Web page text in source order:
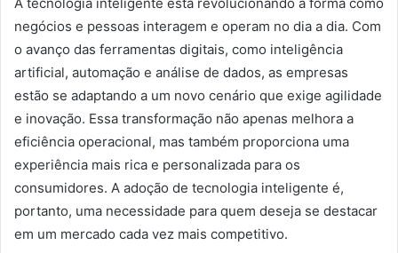
A tecnologia inteligente está revolucionando a forma como
negócios e pessoas interagem e operam no dia a dia. Com
o avanço das ferramentas digitais, como inteligência
artificial, automação e análise de dados, as empresas
estão se adaptando a um novo cenário que exige agilidade
e inovação. Essa transformação não apenas melhora a
eficiência operacional, mas também proporciona uma
experiência mais rica e personalizada para os
consumidores. A adoção de tecnologia inteligente é,
portanto, uma necessidade para quem deseja se destacar
em um mercado cada vez mais competitivo.